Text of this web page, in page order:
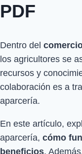
PDF
Dentro del
los agricultores se
recursos y
colaboración es a
aparcería.
En este artículo,
aparcería, cómo
beneficios.